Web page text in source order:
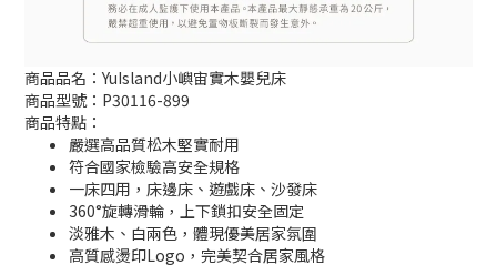
商品品名：YuIsland小嶼宙實木嬰兒床
商品型號：P30116-899
商品特點：
嚴選高品質松木堅實耐用
符合國家檢驗高安全規格
一床四用，床邊床、遊戲床、沙發床
360°旋轉滑輪，上下鎖扣安全固定
淡雅木、白兩色，體現優美居家氛圍
高質感燙印Logo，完美契合居家風格